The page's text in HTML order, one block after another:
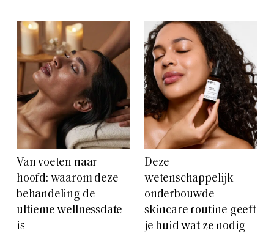
Van voeten naar
hoofd: waarom deze
behandeling de
ultieme wellnessdate
is
Deze
wetenschappelijk
onderbouwde
skincare routine geeft
je huid wat ze nodig